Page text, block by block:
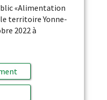
«Alimentation
le territoire Yonne-
2022 à